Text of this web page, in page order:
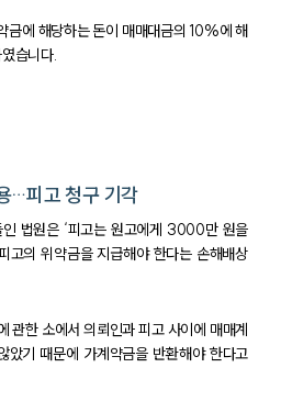
무사례
률지식인
객후기
설부 업무
전체
금에 해당하는 돈이 매매대금의 10%에 해
습니다.
…피고 청구 기각
법원은 ‘피고는 원고에게 3000만 원을
고의 위약금을 지급해야 한다는 손해배상
관한 소에서 의뢰인과 피고 사이에 매매계
았기 때문에 가계약금을 반환해야 한다고